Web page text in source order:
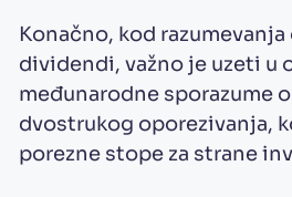
Konačno, kod razumevanja
dividendi, važno je uzeti u
međunarodne sporazume
dvostrukog oporezivanja,
porezne stope za strane